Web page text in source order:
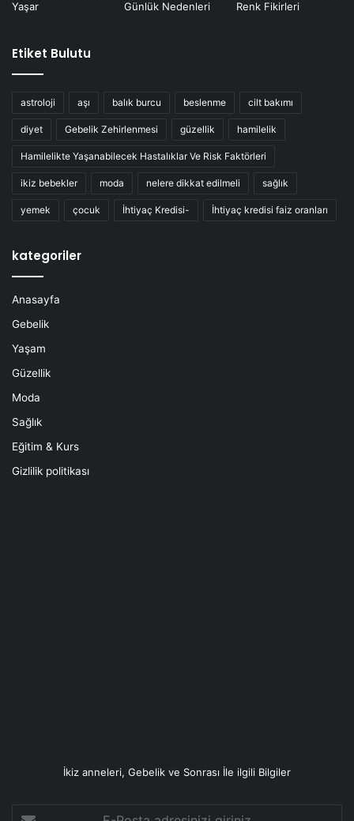
Etiket Bulutu
astroloji aşı balık burcu beslenme cilt bakımı
diyet Gebelik Zehirlenmesi güzellik hamilelik
Hamilelikte Yaşanabilecek Hastalıklar Ve Risk Faktörleri
ikiz bebekler moda nelere dikkat edilmeli sağlık
yemek çocuk İhtiyaç Kredisi- İhtiyaç kredisi faiz oranları
kategoriler
Anasayfa
Gebelik
Yaşam
Güzellik
Moda
Sağlık
Eğitim & Kurs
Gizlilik politikası
İkiz anneleri, Gebelik ve Sonrası İle ilgili Bilgiler